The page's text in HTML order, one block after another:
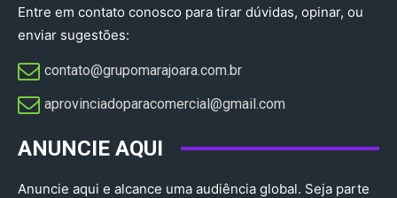
Entre em contato conosco para tirar dúvidas, opinar, ou
enviar sugestões:
contato@grupomarajoara.com.br
aprovinciadoparacomercial@gmail.com​
ANUNCIE AQUI
Anuncie aqui e alcance uma audiência global. Seja parte